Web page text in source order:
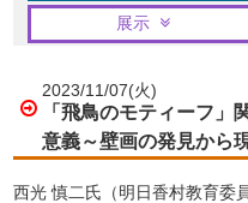
展示
2023/11/07(火)
「飛鳥のモティーフ
意義～壁画の発見から
西光 慎二氏（明日香村教育委